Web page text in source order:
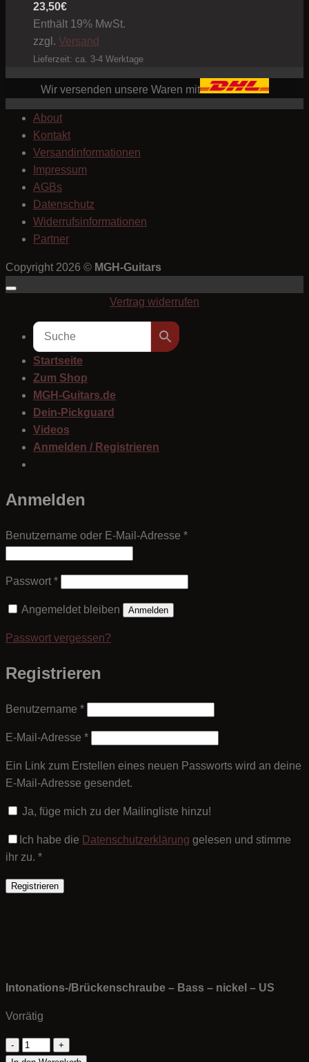
23,50€
Enthält 19% MwSt.
zzgl. Versand
Lieferzeit: ca. 3-4 Werktage
Wir versenden unsere Waren mit
About
Kontakt
Versandinformationen
Impressum
AGBs
Datenschutz
Widerrufsinformationen
Partner
Copyright 2026 © MGH-Guitars
Vertrag widerrufen
Startseite
Zum Shop
MGH-Guitars.de
Dein-Pickguard
Videos
Anmelden / Registrieren
Anmelden
Benutzername oder E-Mail-Adresse *Erforderlich
Passwort *Erforderlich
Angemeldet bleiben Anmelden
Passwort vergessen?
Registrieren
Benutzername *Erforderlich
E-Mail-Adresse *Erforderlich
Ein Link zum Erstellen eines neuen Passworts wird an deine
E-Mail-Adresse gesendet.
Ja, füge mich zu der Mailingliste hinzu!
Ich habe die Datenschutzerklärung gelesen und stimme
ihr zu. *
Registrieren
Intonations-/Brückenschraube – Bass – nickel – US
Vorrätig
Intonations-/Brückenschraube